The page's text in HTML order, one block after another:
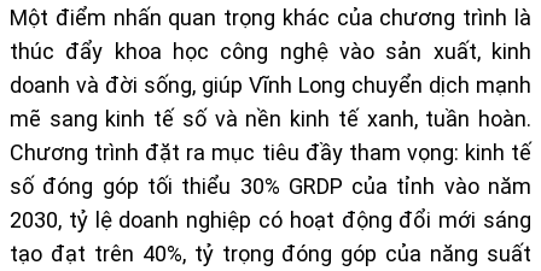
Một điểm nhấn quan trọng khác của chương trình là
thúc đẩy khoa học công nghệ vào sản xuất, kinh
doanh và đời sống, giúp Vĩnh Long chuyển dịch mạnh
mẽ sang kinh tế số và nền kinh tế xanh, tuần hoàn.
Chương trình đặt ra mục tiêu đầy tham vọng: kinh tế
số đóng góp tối thiểu 30% GRDP của tỉnh vào năm
2030, tỷ lệ doanh nghiệp có hoạt động đổi mới sáng
tạo đạt trên 40%, tỷ trọng đóng góp của năng suất